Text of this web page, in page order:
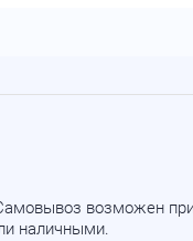
возможен
наличными.